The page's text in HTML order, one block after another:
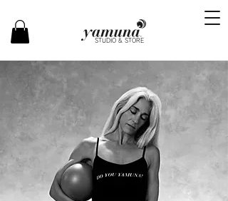
STUDIO & STORE